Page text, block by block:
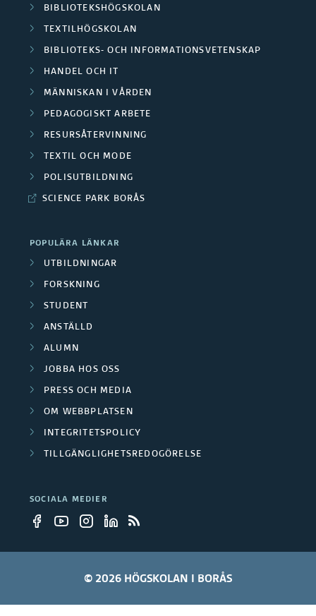
BIBLIOTEKSHÖGSKOLAN
TEXTILHÖGSKOLAN
BIBLIOTEKS- OCH INFORMATIONSVETENSKAP
HANDEL OCH IT
MÄNNISKAN I VÅRDEN
PEDAGOGISKT ARBETE
RESURSÅTERVINNING
TEXTIL OCH MODE
POLISUTBILDNING
SCIENCE PARK BORÅS
POPULÄRA LÄNKAR
UTBILDNINGAR
FORSKNING
STUDENT
ANSTÄLLD
ALUMN
JOBBA HOS OSS
PRESS OCH MEDIA
OM WEBBPLATSEN
INTEGRITETSPOLICY
TILLGÄNGLIGHETSREDOGÖRELSE
SOCIALA MEDIER
© 2026 HÖGSKOLAN I BORÅS